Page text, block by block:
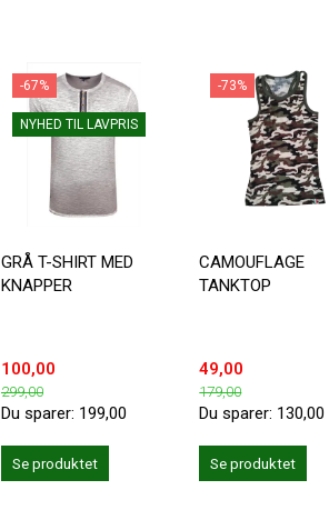
-67%
NYHED TIL LAVPRIS
GRÅ T-SHIRT MED
KNAPPER
100,00
299,00
Du sparer: 199,00
Se produktet
-73%
CAMOUFLAGE
TANKTOP
49,00
179,00
Du sparer: 130,00
Se produktet